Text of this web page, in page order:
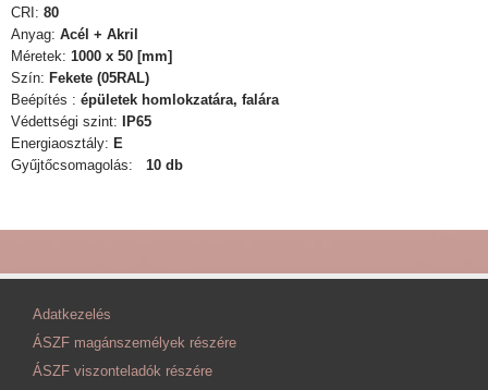
CRI: 80
Anyag: Acél + Akril
Méretek: 1000 x 50 [mm]
Szín: Fekete (05RAL)
Beépítés : épületek homlokzatára, falára
Védettségi szint:
IP65
Energiaosztály: E
Gyűjtőcsomagolás:
10 db
Adatkezelés
ÁSZF magánszemélyek részére
ÁSZF viszonteladók részére